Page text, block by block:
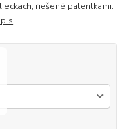
riešené patentkami.